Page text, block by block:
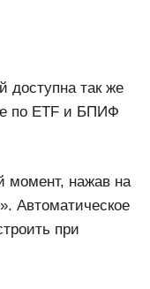
доступна так же
по ETF и БПИФ
момент, нажав на
Автоматическое
при